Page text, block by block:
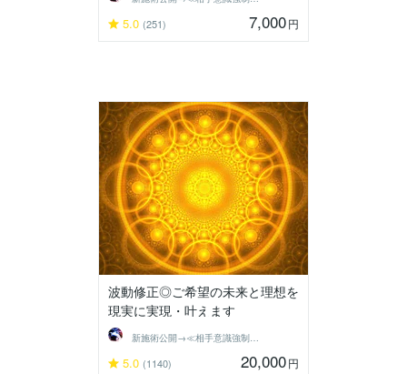
5.0 (251) 7,000円
波動修正◎ご希望の未来と理想を
現実に実現・叶えます
新施術公開→≪相手意識強制変化≫◆星桜龍
5.0 (1140) 20,000円